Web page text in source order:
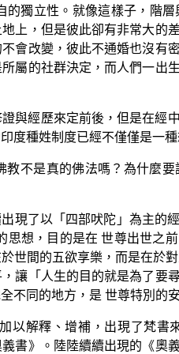
獨立性。就像這樣子，階
上，但是彼此卻有非常大的
會改變，彼此不通婚也沒有
屬的社群決定，而人們一出
與經歷來定前後，但是在經
度種姓制度已經不僅僅是一
不是真的佛法嗎？為什麼
現了以「四部吠陀」為主的
想，目的是在 世尊出世之
世間的五欲享樂，而是在於
讓「人生的目的就是為了要
不同的地方，是 世尊特別的
以解釋、增補，出現了梵
書》。陸陸續續出現的《奧